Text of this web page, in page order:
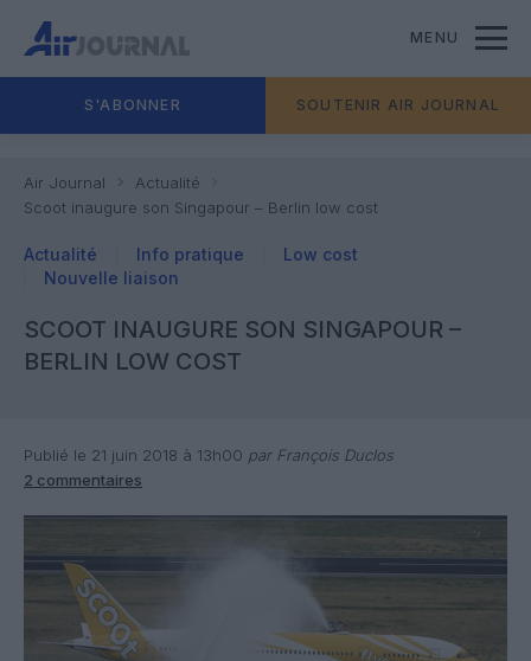
MENU
S'ABONNER SOUTENIR AIR JOURNAL
Air Journal
Actualité
Scoot inaugure son Singapour – Berlin low cost
Actualité Info pratique
Low cost
Nouvelle liaison
SCOOT INAUGURE SON SINGAPOUR –
BERLIN LOW COST
Publié le 21 juin 2018 à 13h00 par François Duclos
2 commentaires